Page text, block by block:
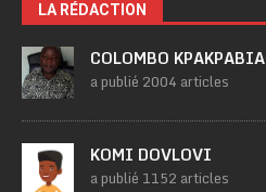
LA RÉDACTION
COLOMBO KPAKPABIA
a publié 2004 articles
KOMI DOVLOVI
a publié 1152 articles